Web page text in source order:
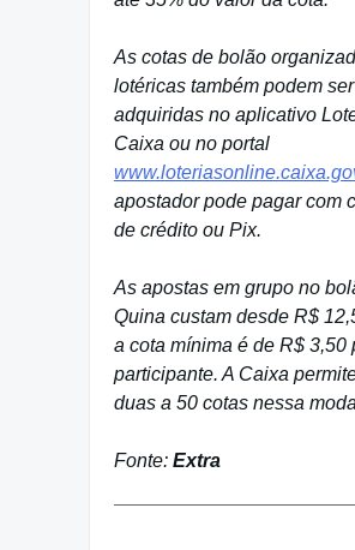
As cotas de bolão
lotéricas também podem ser
adquiridas no aplicativo
Caixa ou no portal
apostador pode pagar com
de crédito ou Pix.​
As apostas em grupo no
Quina custam desde R$
a cota mínima é de R$ 3,50
participante. A Caixa
duas a 50 cotas nessa
Fonte: Extra